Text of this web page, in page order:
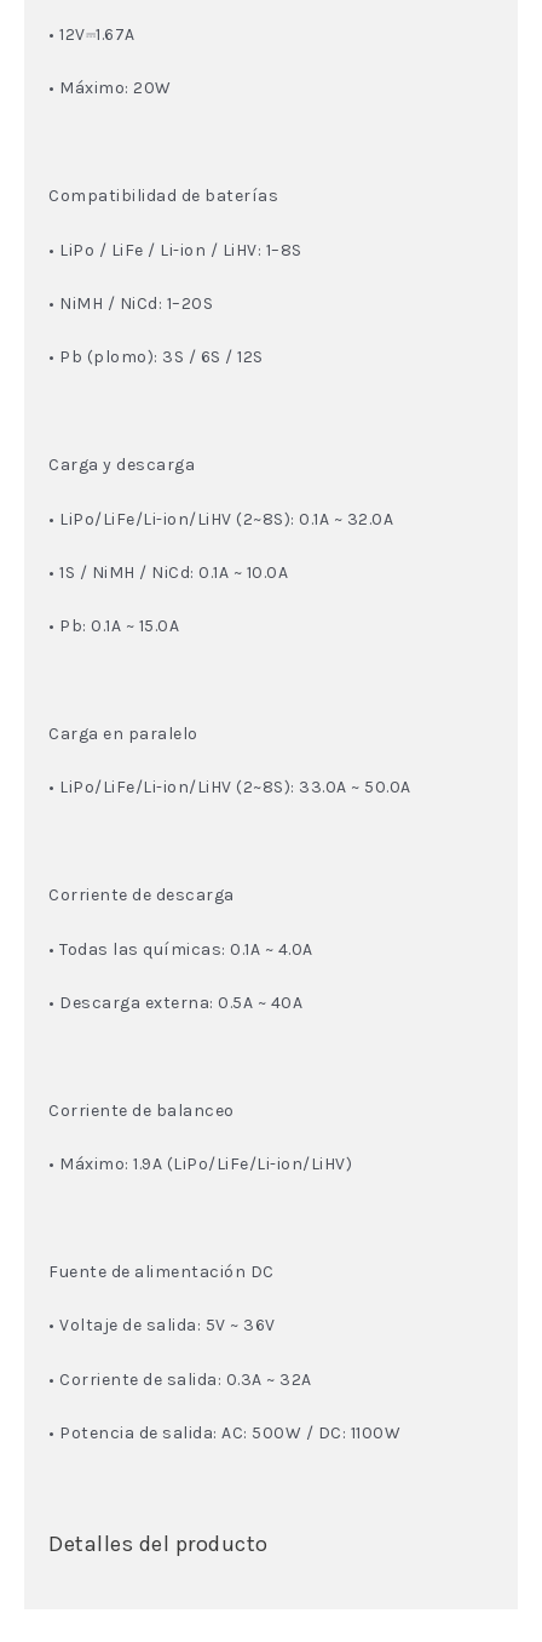
• 12V⎓1.67A
• Máximo: 20W
Compatibilidad de baterías
• LiPo / LiFe / Li-ion / LiHV: 1–8S
• NiMH / NiCd: 1–20S
• Pb (plomo): 3S / 6S / 12S
Carga y descarga
• LiPo/LiFe/Li-ion/LiHV (2~8S): 0.1A ~ 32.0A
• 1S / NiMH / NiCd: 0.1A ~ 10.0A
• Pb: 0.1A ~ 15.0A
Carga en paralelo
• LiPo/LiFe/Li-ion/LiHV (2~8S): 33.0A ~ 50.0A
Corriente de descarga
• Todas las químicas: 0.1A ~ 4.0A
• Descarga externa: 0.5A ~ 40A
Corriente de balanceo
• Máximo: 1.9A (LiPo/LiFe/Li-ion/LiHV)
Fuente de alimentación DC
• Voltaje de salida: 5V ~ 36V
• Corriente de salida: 0.3A ~ 32A
• Potencia de salida: AC: 500W / DC: 1100W
Detalles del producto